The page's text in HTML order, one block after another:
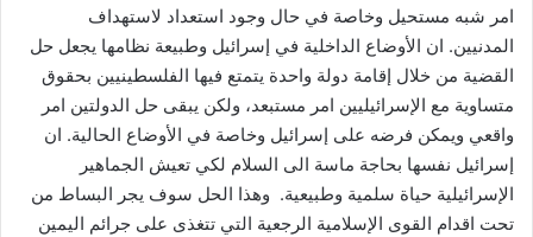
امر شبه مستحيل وخاصة في حال وجود استعداد لاستهداف
المدنيين. ان الأوضاع الداخلية في إسرائيل وطبيعة نظامها يجعل حل
القضية من خلال إقامة دولة واحدة يتمتع فيها الفلسطينيين بحقوق
متساوية مع الإسرائيليين امر مستبعد، ولكن يبقى حل الدولتين امر
واقعي ويمكن فرضه على إسرائيل وخاصة في الأوضاع الحالية. ان
إسرائيل نفسها بحاجة ماسة الى السلام لكي تعيش الجماهير
الإسرائيلية حياة سلمية وطبيعية. وهذا الحل سوف يجر البساط من
تحت اقدام القوى الإسلامية الرجعية التي تتغذى على جرائم اليمين